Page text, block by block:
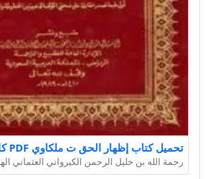
تحميل كتاب إظهار الحق ت ملكاوي PDF كامل مجانا
رحمة الله بن خليل الرحمن الكيرواني العثماني